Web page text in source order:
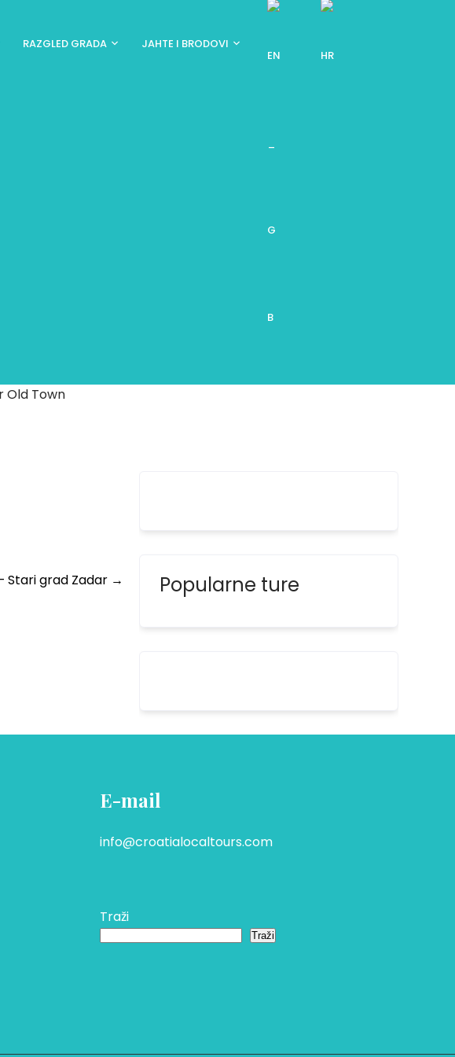
RAZGLED GRADA JAHTE I BRODOVI
Stari grad Zadar → Popularne ture
E-mail
info@croatialocaltours.com
Traži
Traži